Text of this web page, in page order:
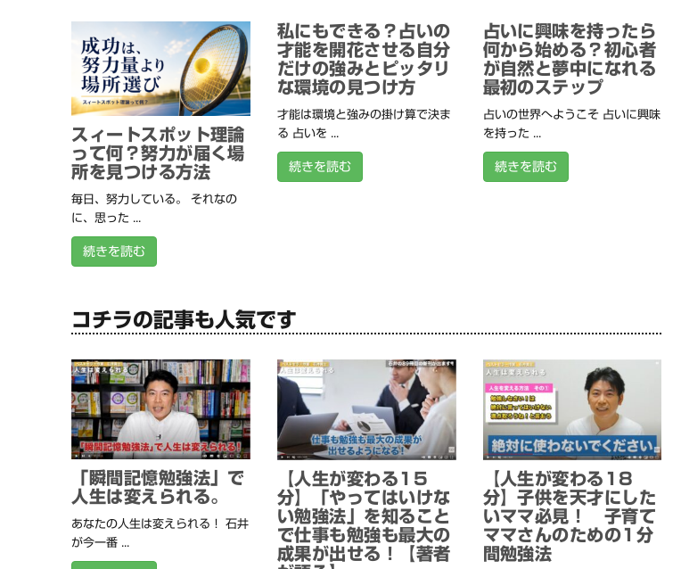
スィートスポット理論
って何？努力が届く場
所を見つける方法
毎日、努力している。 それなの
に、思った ...
続きを読む
私にもできる？占いの
才能を開花させる自分
だけの強みとピッタリ
な環境の見つけ方
才能は環境と強みの掛け算で決ま
る 占いを ...
続きを読む
占いに興味を持ったら
何から始める？初心者
が自然と夢中になれる
最初のステップ
占いの世界へようこそ 占いに興味
を持った ...
続きを読む
コチラの記事も人気です
「瞬間記憶勉強法」で
人生は変えられる。
あなたの人生は変えられる！ 石井
が今一番 ...
【人生が変わる15
分】「やってはいけな
い勉強法」を知ること
で仕事も勉強も最大の
成果が出せる！【著者
【人生が変わる18
分】子供を天才にした
いママ必見！ 子育て
ママさんのための1分
間勉強法